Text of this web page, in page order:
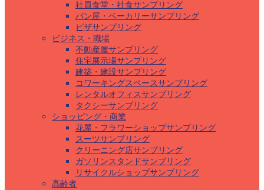
社員食堂・社食サンプリング
パン屋・ベーカリーサンプリング
ピザサンプリング
ビジネス・職場
不動産屋サンプリング
住宅展示場サンプリング
建築・建設サンプリング
コワーキングスペースサンプリング
レンタルオフィスサンプリング
タクシーサンプリング
ショッピング・商業
花屋・フラワーショップサンプリング
スーツサンプリング
クリーニング店サンプリング
ガソリンスタンドサンプリング
リサイクルショップサンプリング
高齢者